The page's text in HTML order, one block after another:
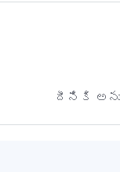
దీనికి